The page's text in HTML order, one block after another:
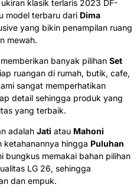
klasik terlaris 2023 DF-
model terbaru dari Dima
yang bikin penampilan ruang
mewah.
banyak pilihan Set
ruangan di rumah, butik, cafe,
sangat memperhatikan
detail sehingga produk yang
yang terbaik.
adalah Jati atau Mahoni
ketahanannya hingga Puluhan
bungkus memakai bahan pilihan
LG 26, sehingga
dan empuk.